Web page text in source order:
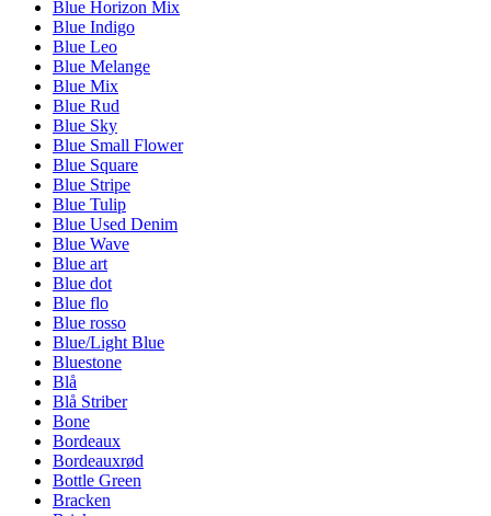
Blue Horizon Mix
Blue Indigo
Blue Leo
Blue Melange
Blue Mix
Blue Rud
Blue Sky
Blue Small Flower
Blue Square
Blue Stripe
Blue Tulip
Blue Used Denim
Blue Wave
Blue art
Blue dot
Blue flo
Blue rosso
Blue/Light Blue
Bluestone
Blå
Blå Striber
Bone
Bordeaux
Bordeauxrød
Bottle Green
Bracken